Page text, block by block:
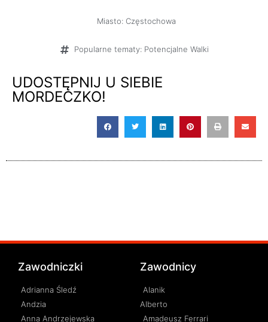
Miasto: Częstochowa
Popularne tematy: Potencjalne Walki
UDOSTĘPNIJ U SIEBIE
MORDECZKO!
Zawodniczki
Adrianna Śledź
Andzia
Anna Andrzejewska
Zawodnicy
Alanik
Alberto
Amadeusz Ferrari